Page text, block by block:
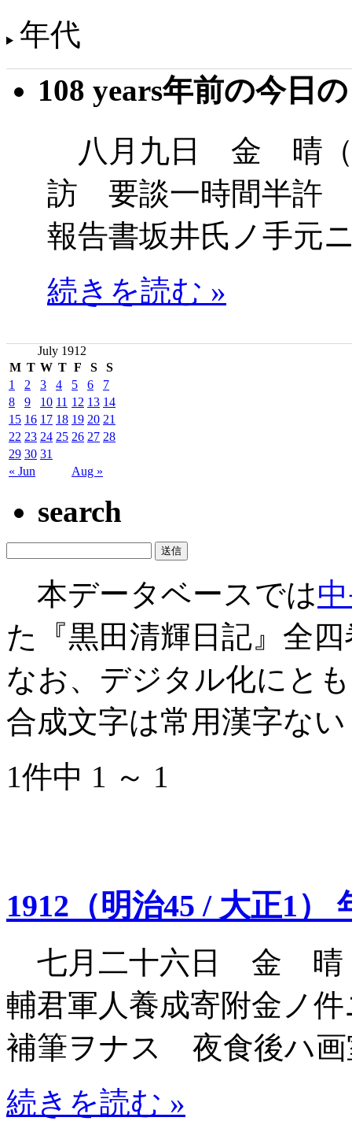
年代
108 years年前の今日
八月九日 金 晴（
訪 要談一時間半許
報告書坂井氏ノ手元
続きを読む »
July 1912
M T W T F S S
« Jun Aug »
1 2 3 4 5 6
7
8
9 10 11 12 13 14
15 16 17 18 19 20 21
22 23 24 25 26 27 28
29 30 31
search
本データベースでは
た『黒田清輝日記』全
なお、デジタル化にと
合成文字は常用漢字な
1件中 1 ～ 1
1912（明治45 / 大正1）
七月二十六日 金 晴
輔君軍人養成寄附金ノ
補筆ヲナス 夜食後ハ画
続きを読む »